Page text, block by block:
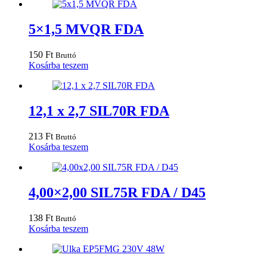
5×1,5 MVQR FDA
150 Ft Bruttó
Kosárba teszem
12,1 x 2,7 SIL70R FDA
213 Ft Bruttó
Kosárba teszem
4,00×2,00 SIL75R FDA / D45
138 Ft Bruttó
Kosárba teszem